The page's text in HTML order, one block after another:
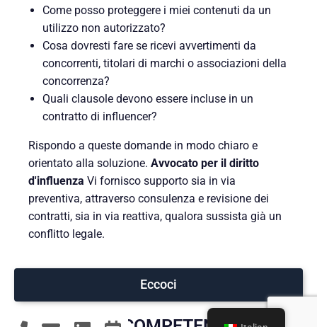
Come posso proteggere i miei contenuti da un
utilizzo non autorizzato?
Cosa dovresti fare se ricevi avvertimenti da
concorrenti, titolari di marchi o associazioni della
concorrenza?
Quali clausole devono essere incluse in un
contratto di influencer?
Rispondo a queste domande in modo chiaro e
orientato alla soluzione. Avvocato per il diritto
d'influenza Vi fornisco supporto sia in via
preventiva, attraverso consulenza e revisione dei
contratti, sia in via reattiva, qualora sussista già un
conflitto legale.
Eccoci